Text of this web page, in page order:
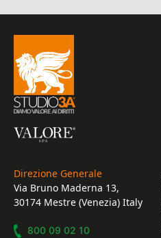
Direzione Generale
Via Bruno Maderna 13,
30174 Mestre (Venezia) Italy
800 09 02 10